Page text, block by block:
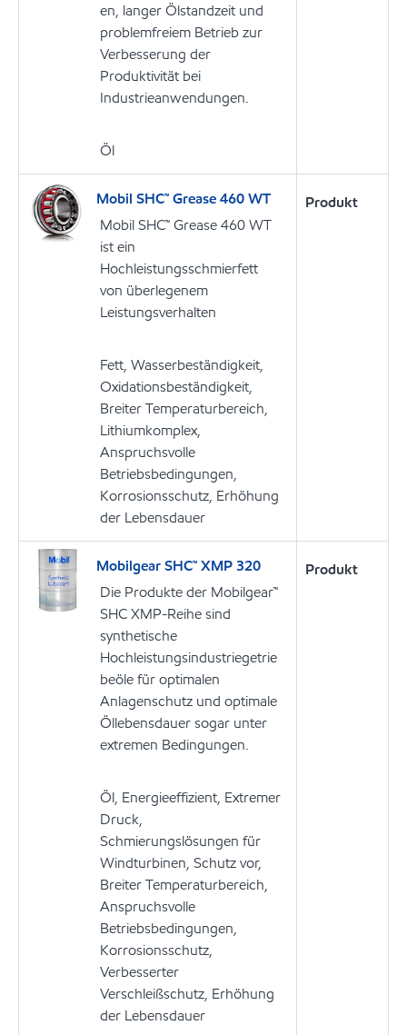
en, langer Ölstandzeit und
problemfreiem Betrieb zur
Verbesserung der
Produktivität bei
Industrieanwendungen.
Öl
Mobil SHC™ Grease 460 WT
Mobil SHC™ Grease 460 WT
ist ein
Hochleistungsschmierfett
von überlegenem
Leistungsverhalten
Fett, Wasserbeständigkeit,
Oxidationsbeständigkeit,
Breiter Temperaturbereich,
Lithiumkomplex,
Anspruchsvolle
Betriebsbedingungen,
Korrosionsschutz, Erhöhung
der Lebensdauer
Produkt
Mobilgear SHC™ XMP 320
Die Produkte der Mobilgear™
SHC XMP-Reihe sind
synthetische
Hochleistungsindustriegetrie
beöle für optimalen
Anlagenschutz und optimale
Öllebensdauer sogar unter
extremen Bedingungen.
Öl, Energieeffizient, Extremer
Druck,
Schmierungslösungen für
Windturbinen, Schutz vor,
Breiter Temperaturbereich,
Anspruchsvolle
Betriebsbedingungen,
Korrosionsschutz,
Verbesserter
Verschleißschutz, Erhöhung
der Lebensdauer
Produkt